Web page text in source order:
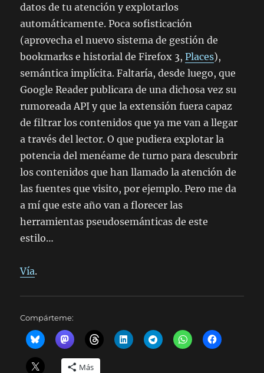
datos de tu atención y explotarlos
automáticamente. Poca sofisticación
(aprovecha el nuevo sistema de gestión de
bookmarks e historial de Firefox 3,Places),
semántica implícita. Faltaría, desde luego, que
Google Reader publicara de una dichosa vez su
rumoreada API y que la extensión fuera capaz
de filtrar los contenidos que ya me van a llegar
a través del lector. O que pudiera explotar la
potencia del menéame de turno para descubrir
los contenidos que han llamado la atención de
las fuentes que visito, por ejemplo. Pero me da
a mí que este año van a florecer las
herramientas pseudosemánticas de este
estilo…
Vía.
Compárteme:
Más